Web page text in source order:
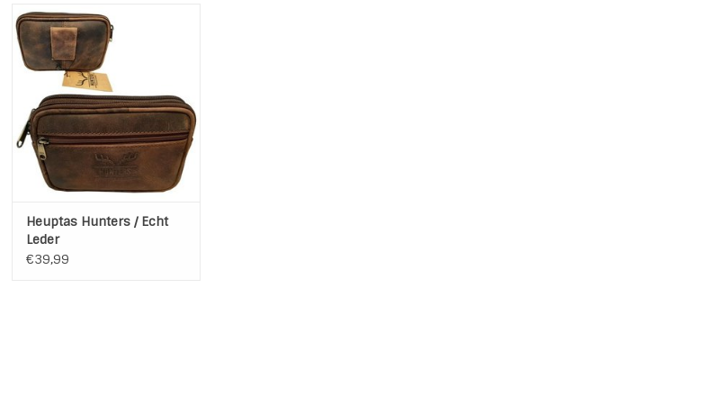
Heuptasje van echt leder voor
aan je broeksriem. Het tasje
heeft 2 ruime vakken en een
vakje aan de voorzijde. Allen af
te sluiten met een rits. Maat
heuptasje B17 x H13 x D5 cm
TOEVOEGEN AAN WINKELWAGEN
Heuptas Hunters / Echt
Leder
€39,99